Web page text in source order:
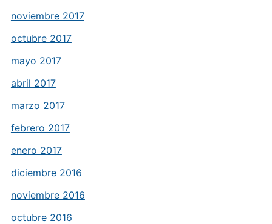
noviembre 2017
octubre 2017
mayo 2017
abril 2017
marzo 2017
febrero 2017
enero 2017
diciembre 2016
noviembre 2016
octubre 2016